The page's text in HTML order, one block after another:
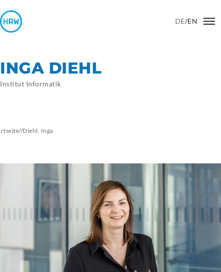
DE/EN
INGA DIEHL
Institut Informatik
//Diehl, Inga